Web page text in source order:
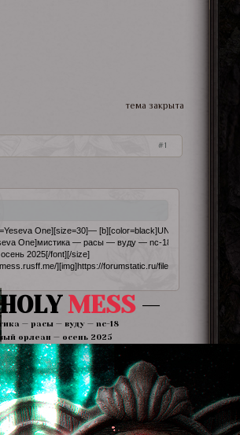
тема закрыта
1
One][size=30]— [b][color=black]UNHOLY [/
One]мистика — расы — вуду — nc-18
2025[/font][/size]
][img]https://forumstatic.ru/files/001c/3b/02/
MESS—
— расы — вуду — nc-18
орлеан — осень 2025